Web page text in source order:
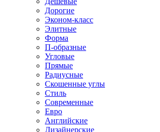
Дорогие
Эконом-класс
Элитные
Форма
П-образные
Угловые
Прямые
Радиусные
Скошенные углы
Стиль
Современные
Евро
Английские
Дизайнерские